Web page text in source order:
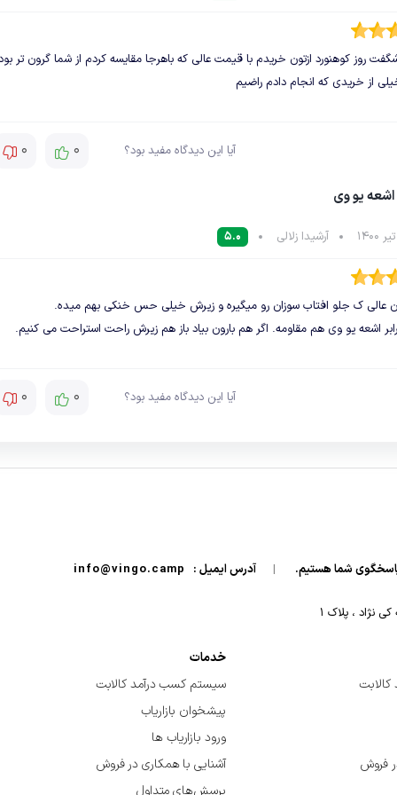
روز کوهنورد ازتون خریدم با قیمت عالی که باهرجا مقایسه کردم از شما گرون تر
از خریدی که انجام دادم راضیم
آیا این دیدگاه مفید بود؟ 0
0
اشعه یو وی
آرشیدا زلالی 5.0
عالی ک جلو افتاب سوزان رو میگیره و زیرش خیلی حس خنکی بهم میده.
اشعه یو وی هم مقاومه. اگر هم بارون بیاد باز هم زیرش راحت استراحت می کنیم.
آیا این دیدگاه مفید بود؟ 0
0
| آدرس ایمیل : info@vingo.camp
نژاد ، پلاک ۱
فروش
خدمات
سیستم کسب درآمد کالابت
پیشخوان بازاریاب
ورود بازاریاب ها
آشنایی با همکاری در فروش